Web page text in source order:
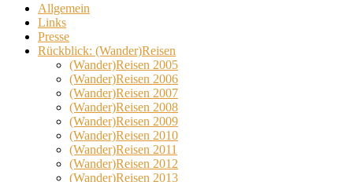
Allgemein
Links
Presse
Rückblick: (Wander)Reisen
(Wander)Reisen 2005
(Wander)Reisen 2006
(Wander)Reisen 2007
(Wander)Reisen 2008
(Wander)Reisen 2009
(Wander)Reisen 2010
(Wander)Reisen 2011
(Wander)Reisen 2012
(Wander)Reisen 2013